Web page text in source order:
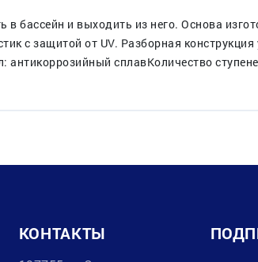
бассейн и выходить из него. Основа
с защитой от UV. Разборная
сплавКоличество
КОНТАКТЫ